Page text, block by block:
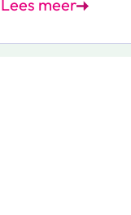
Lees meer